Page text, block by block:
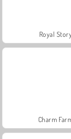
Royal
Charm